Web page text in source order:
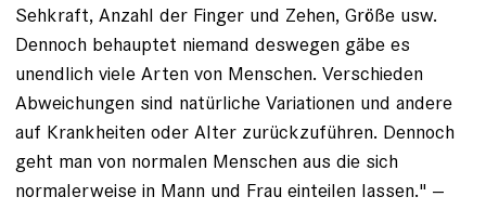
Sehkraft, Anzahl der Finger und Zehen, Größe usw.
Dennoch behauptet niemand deswegen gäbe es
unendlich viele Arten von Menschen. Verschieden
Abweichungen sind natürliche Variationen und andere
auf Krankheiten oder Alter zurückzuführen. Dennoch
geht man von normalen Menschen aus die sich
normalerweise in Mann und Frau einteilen lassen." --